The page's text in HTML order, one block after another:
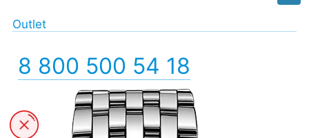
Outlet
8 800 500 54 18